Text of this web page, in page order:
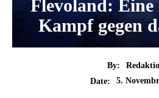
Flevoland:
Kampf gegen
By:
Date:
5.